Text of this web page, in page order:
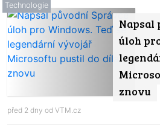
Napsal
úloh
znovu
Technologie
před 2 dny od VTM.cz